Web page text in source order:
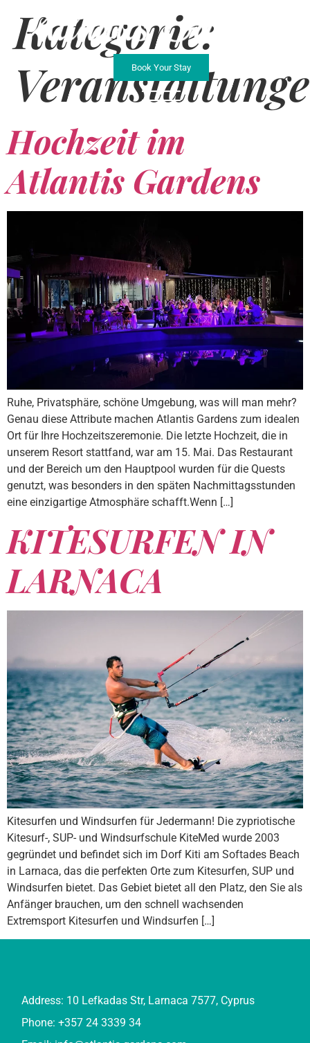
Book Your Stay
Kategorie:
Hochzeit im
Atlantis Gardens
Ruhe, Privatsphäre, schöne Umgebung, was will man mehr?
Genau diese Attribute machen Atlantis Gardens zum idealen
Ort für Ihre Hochzeitszeremonie. Die letzte Hochzeit, die in
unserem Resort stattfand, war am 15. Mai. Das Restaurant
und der Bereich um den Hauptpool wurden für die Quests
genutzt, was besonders in den späten Nachmittagsstunden
eine einzigartige Atmosphäre schafft.Wenn […]
KITESURFEN IN
LARNACA
Kitesurfen und Windsurfen für Jedermann! Die zypriotische
Kitesurf-, SUP- und Windsurfschule KiteMed wurde 2003
gegründet und befindet sich im Dorf Kiti am Softades Beach
in Larnaca, das die perfekten Orte zum Kitesurfen, SUP und
Windsurfen bietet. Das Gebiet bietet all den Platz, den Sie als
Anfänger brauchen, um den schnell wachsenden
Extremsport Kitesurfen und Windsurfen […]
Address: 10 Lefkadas Str, Larnaca 7577, Cyprus
Phone: +357 24 3339 34